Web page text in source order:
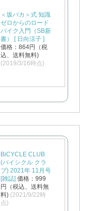
＜坂バカ＞式 知識
ゼロからのロード
バイク入門（SB新
書） [ 日向涼子 ]
価格：864円（税
込、送料無料)
(2019/3/16時点)
BiCYCLE CLUB
(バイシクル クラ
ブ) 2021年 11月号
[雑誌] 価格：999
円（税込、送料無
料) (2021/9/22時
点)